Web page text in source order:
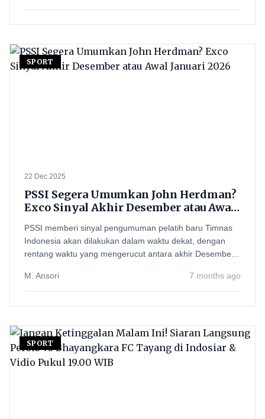
SPORT
22 Dec 2025
PSSI Segera Umumkan John Herdman?
Exco Sinyal Akhir Desember atau Awal
PSSI memberi sinyal pengumuman pelatih baru Timnas
Indonesia akan dilakukan dalam waktu dekat, dengan
rentang waktu yang mengerucut antara akhir Desember
M. Ansori
7 months ago
SPORT